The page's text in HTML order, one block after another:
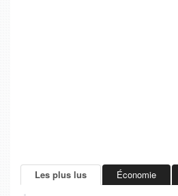
Les plus lus Économie